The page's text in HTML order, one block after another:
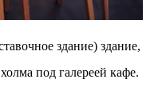
здание) здание,
под галереей кафе.